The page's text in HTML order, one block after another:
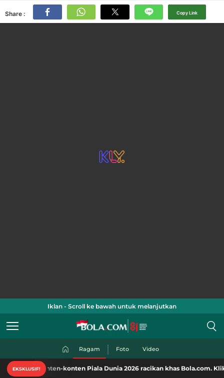
Share : Copy Link
Iklan - Scroll ke bawah untuk melanjutkan
Ragam Foto Video
EKSKLUSIF!
konten Piala Dunia 2026 racikan khas Bola.com. Klik di sini!